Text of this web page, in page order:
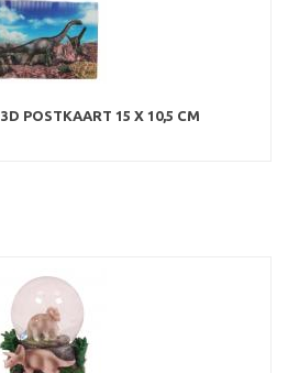
POSTKAART 15 X 10,5 CM